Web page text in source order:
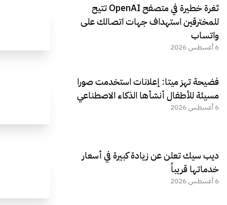
ثغرة خطيرة في متصفح OpenAI تتيح
للمخترقين استهداف جهات اتصالك على
واتساب
6 أغسطس 2026
فضيحة تهز ميتا: إعلانات استخدمت صورا
مسيئة للأطفال أنشأها الذكاء الاصطناعي
6 أغسطس 2026
ديب سيك تعلن عن زيادة كبيرة في أسعار
خدماتها قريباً
6 أغسطس 2026